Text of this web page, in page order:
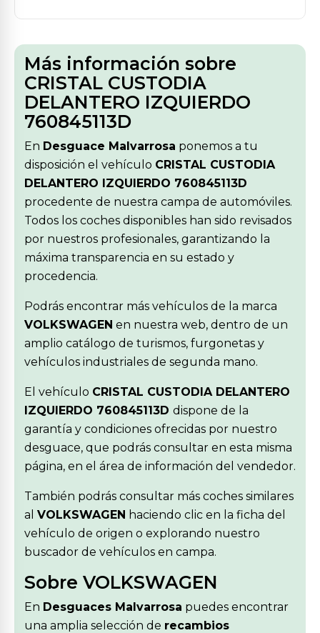
Más información sobre
CRISTAL CUSTODIA
DELANTERO IZQUIERDO
760845113D
En Desguace Malvarrosa ponemos a tu
disposición el vehículo CRISTAL CUSTODIA
DELANTERO IZQUIERDO 760845113D
procedente de nuestra campa de automóviles.
Todos los coches disponibles han sido revisados
por nuestros profesionales, garantizando la
máxima transparencia en su estado y
procedencia.
Podrás encontrar más vehículos de la marca
VOLKSWAGEN en nuestra web, dentro de un
amplio catálogo de turismos, furgonetas y
vehículos industriales de segunda mano.
El vehículo CRISTAL CUSTODIA DELANTERO
IZQUIERDO 760845113D dispone de la
garantía y condiciones ofrecidas por nuestro
desguace, que podrás consultar en esta misma
página, en el área de información del vendedor.
También podrás consultar más coches similares
al VOLKSWAGEN haciendo clic en la ficha del
vehículo de origen o explorando nuestro
buscador de vehículos en campa.
Sobre VOLKSWAGEN
En Desguaces Malvarrosa puedes encontrar
una amplia selección de recambios